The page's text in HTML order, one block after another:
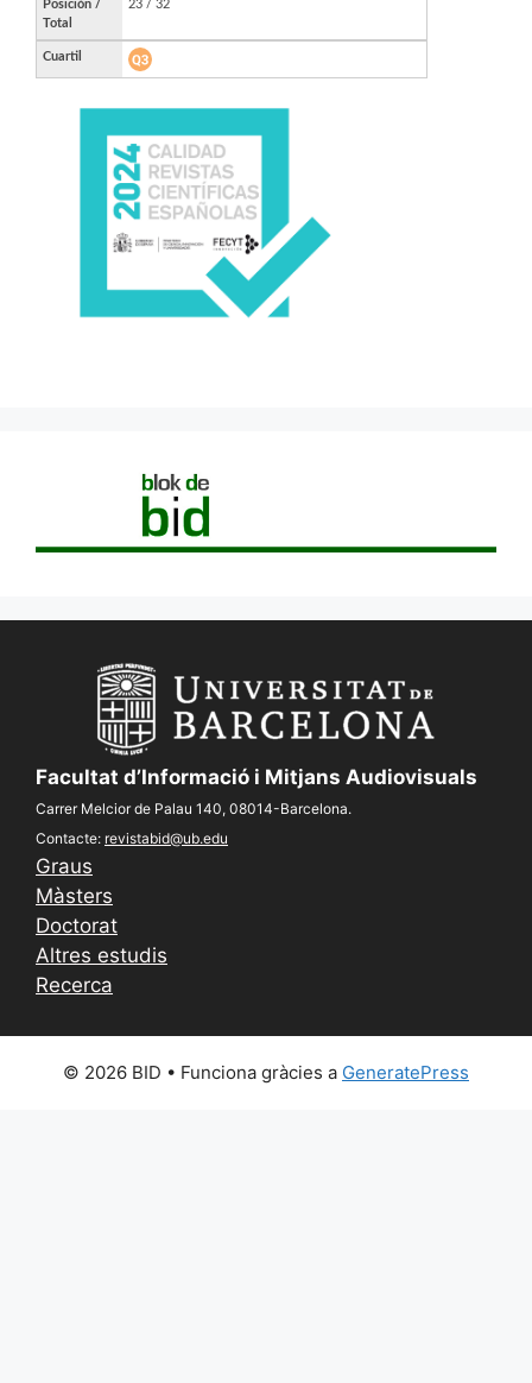
Facultat d’Informació i Mitjans Audiovisuals
Carrer Melcior de Palau 140, 08014-Barcelona.
Contacte: revistabid@ub.edu
Graus
Màsters
Doctorat
Altres estudis
Recerca
© 2026 BID • Funciona gràcies a GeneratePress